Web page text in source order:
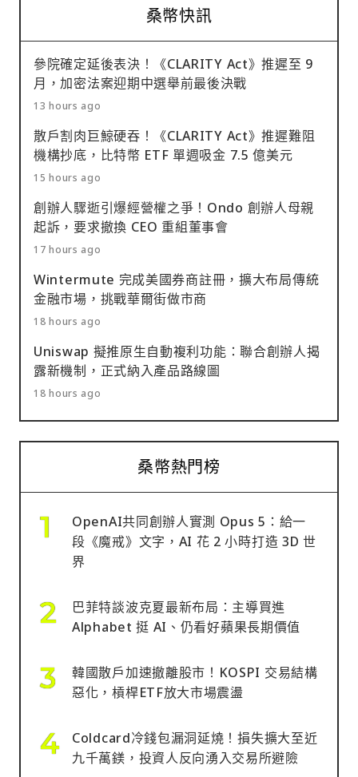
桑幣快訊
參院確定延後表決！《CLARITY Act》推遲至 9
月，加密法案迎期中選舉前最後決戰
13 hours ago
散戶割肉巨鯨硬吞！《CLARITY Act》推遲難阻
機構抄底，比特幣 ETF 單週吸金 7.5 億美元
15 hours ago
創辦人驟逝引爆經營權之爭！Ondo 創辦人母親
起訴，要求撤換 CEO 重組董事會
17 hours ago
Wintermute 完成美國券商註冊，擴大布局傳統
金融市場，挑戰華爾街做市商
18 hours ago
Uniswap 擬推原生自動複利功能：聯合創辦人揭
露新機制，正式納入產品路線圖
18 hours ago
桑幣熱門榜
OpenAI共同創辦人實測 Opus 5：給一
段《魔戒》文字，AI 花 2 小時打造 3D 世
界
巴菲特談波克夏最新布局：主導買進
Alphabet 挺 AI、仍看好蘋果長期價值
韓國散戶加速撤離股市！KOSPI 交易結構
惡化，槓桿ETF放大市場震盪
Coldcard冷錢包漏洞延燒！損失擴大至近
九千萬鎂，投資人反向湧入交易所避險